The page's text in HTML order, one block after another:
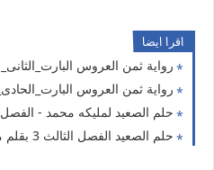
اقرا ايضا
رواية ثمن العروس البارت_الثانى_عشر
رواية ثمن العروس البارت_الحادى_عشر
حلم الصعيد لمليكه محمد - الفصل
حلم الصعيد الفصل الثالث 3 بقلم مليكه محمد